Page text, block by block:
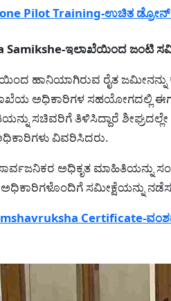
Pilot Training-ಉಚಿತ ಡ್ರೋನ್
Samikshe-ಇಲಾಖೆಯಿಂದ ಜಂಟಿ
ಹಾನಿಯಾಗಿರುವ ರೈತ ಜಮೀನನ್ನು
ಅಧಿಕಾರಿಗಳ ಸಹಯೋಗದಲ್ಲಿ
ಸಚಿವರಿಗೆ ತಿಳಿಸಿದ್ದಾರೆ
ವಿವರಿಸಿದರು.
ಅಧಿಕೃತ ಮಾಹಿತಿಯನ್ನು
ಸಮೀಕ್ಷೆಯನ್ನು
Certificate-